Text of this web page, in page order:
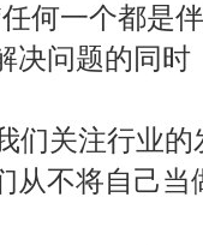
任何一个都是
决问题的同
们关注行业
从不将自己当